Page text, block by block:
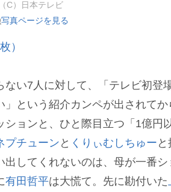
（C）日本テレビ
写真ページを見る
）
い7人に対して、「テレビ初登
」という紹介カンペが出されて
ョンと、ひと際目立つ「1億円
プチューンと くりぃむしちゅー
してくれないのは、母が一番シ
有田哲平は大慌て。先に勘付いた